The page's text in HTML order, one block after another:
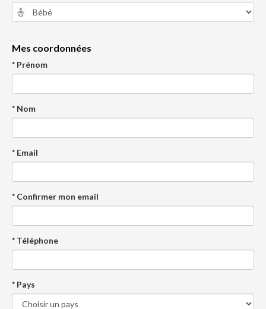
Mes coordonnées
* Prénom
* Nom
* Email
* Confirmer mon email
* Téléphone
* Pays